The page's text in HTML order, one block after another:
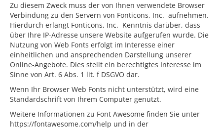
Zu diesem Zweck muss der von Ihnen verwendete Browser
Verbindung zu den Servern von Fonticons, Inc. aufnehmen.
Hierdurch erlangt Fonticons, Inc. Kenntnis darüber, dass
über Ihre IP-Adresse unsere Website aufgerufen wurde. Die
Nutzung von Web Fonts erfolgt im Interesse einer
einheitlichen und ansprechenden Darstellung unserer
Online-Angebote. Dies stellt ein berechtigtes Interesse im
Sinne von Art. 6 Abs. 1 lit. f DSGVO dar.
Wenn Ihr Browser Web Fonts nicht unterstützt, wird eine
Standardschrift von Ihrem Computer genutzt.
Weitere Informationen zu Font Awesome finden Sie unter
https://fontawesome.com/help und in der